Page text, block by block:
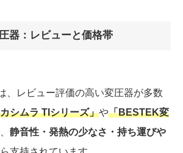
器：レビューと価格帯
、レビュー評価の高い変圧器が多数
シムラ TIシリーズ」や「BESTEK変
静音性・発熱の少なさ・持ち運びや